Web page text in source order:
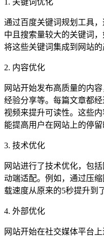
1. 关键词优化
通过百度关键词规划工具
中且搜索量较大的关键词
将这些关键词集成到网站
2. 内容优化
网站开始发布高质量的内
经验分享等。每篇文章都
视频来提升可读性。这些
能提高用户在网站上的停留
3. 技术优化
网站进行了技术优化，包
动端适配。例如，通过压
载速度从原来的5秒提升到
4. 外部优化
网站开始在社交媒体平台